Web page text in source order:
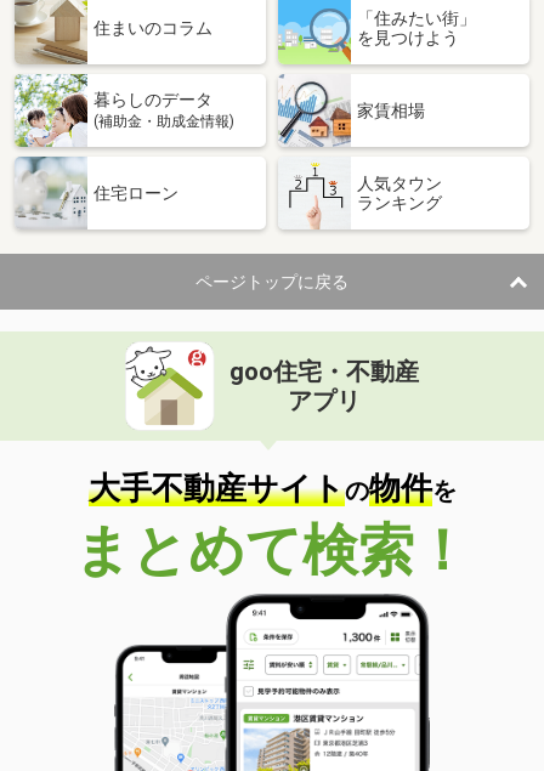
価 格
6.95万円
愛知県名古屋市南区砂口町
専有面積 32.65m²
間取り
愛知県名古屋市千種区菊坂町３丁目
住 所
愛知県名古屋市千種区菊坂町３丁目
専有面積 48.6m²
間取り
1LDK
愛知県東海市富木島町新山田
価 格
住 所
愛知県東海市富木島町新山田
専有面積 29.2m²
間取り
1K
愛知県刈谷市末広町２丁目
価 格
7万円
愛知県刈谷市末広町２丁目
41.11m²
間取り
1LDK
愛知県刈谷市東刈谷町２丁目
価 格
7.50万円
住まいのコラム
「住みたい街」
を見つけよう
暮らしのデータ
(補助金・助成金情報)
家賃相場
住宅ローン
人気タウン
ランキング
ページトップに戻る
goo住宅・不動産
アプリ
大手不動産サイトの物件を
まとめて検索！